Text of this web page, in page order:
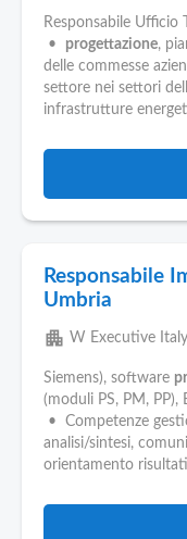
Responsabile Ufficio
• progettazione,
delle commesse
settore nei settori
infrastrutture
Responsabile
Umbria
apartment W Executive Italy
Siemens), software
(moduli PS, PM, PP),
• Competenze
analisi/sintesi,
orientamento